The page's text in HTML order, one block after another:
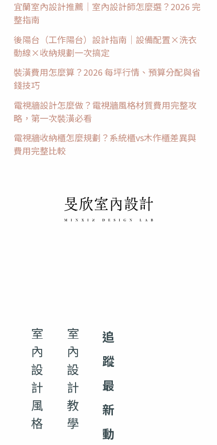
次
看！
宜蘭室內設計推薦｜室內設計師怎麼選？2026 完
整指南
後陽台（工作陽台）設計指南｜設備配置×洗衣
動線×收納規劃一次搞定
裝潢費用怎麼算？2026 每坪行情、預算分配與省
錢技巧
電視牆設計怎麼做？電視牆風格材質費用完整攻
略，第一次裝潢必看
電視牆收納櫃怎麼規劃？系統櫃vs木作櫃差異與
費用完整比較
室
內
設
計
風
格
室
內
設
計
教
學
追
蹤
最
新
動